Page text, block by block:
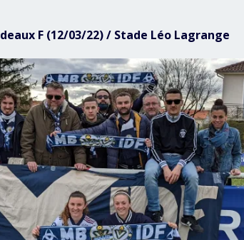
F (12/03/22) / Stade Léo Lagrange